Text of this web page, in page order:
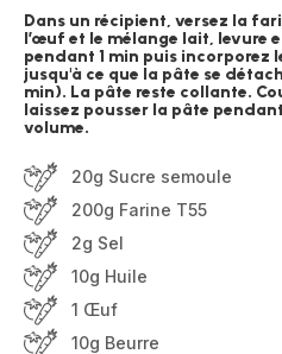
Dans un récipient, versez la
l’œuf et le mélange lait, levure
pendant 1 min puis incorporez
jusqu'à ce que la pâte se
min). La pâte reste collante.
laissez pousser la pâte
volume.
20g Sucre semoule
200g Farine T55
2g Sel
10g Huile
1 Œuf
10g Beurre